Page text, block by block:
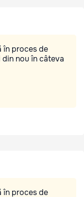
în proces de
nou în câteva
în proces de